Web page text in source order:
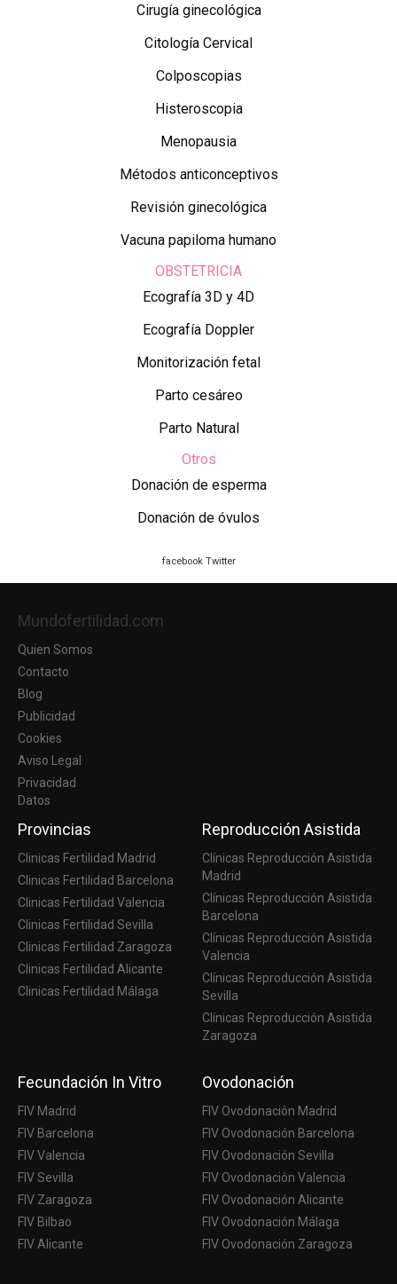
Cirugía ginecológica
Citología Cervical
Colposcopias
Histeroscopia
Menopausia
Métodos anticonceptivos
Revisión ginecológica
Vacuna papiloma humano
OBSTETRICIA
Ecografía 3D y 4D
Ecografía Doppler
Monitorización fetal
Parto cesáreo
Parto Natural
Otros
Donación de esperma
Donación de óvulos
facebook Twitter
Mundofertilidad.com
Quien Somos
Contacto
Blog
Publicidad
Cookies
Aviso Legal
Privacidad
Datos
Provincias
Clinicas Fertilidad Madrid
Clinicas Fertilidad Barcelona
Clinicas Fertilidad Valencia
Clinicas Fertilidad Sevilla
Clinicas Fertilidad Zaragoza
Clinicas Fertilidad Alicante
Clinicas Fertilidad Málaga
Reproducción Asistida
Clínicas Reproducción Asistida
Madrid
Clínicas Reproducción Asistida
Barcelona
Clínicas Reproducción Asistida
Valencia
Clínicas Reproducción Asistida
Sevilla
Clínicas Reproducción Asistida
Zaragoza
Fecundación In Vitro
FIV Madrid
FIV Barcelona
FIV Valencia
FIV Sevilla
FIV Zaragoza
FIV Bilbao
FIV Alicante
Ovodonación
FIV Ovodonación Madrid
FIV Ovodonación Barcelona
FIV Ovodonación Sevilla
FIV Ovodonación Valencia
FIV Ovodonación Alicante
FIV Ovodonación Málaga
FIV Ovodonación Zaragoza